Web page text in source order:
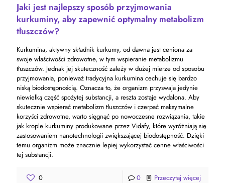
Jaki jest najlepszy sposób przyjmowania
kurkuminy, aby zapewnić optymalny metabolizm
tłuszczów?
Kurkumina, aktywny składnik kurkumy, od dawna jest ceniona za
swoje właściwości zdrowotne, w tym wspieranie metabolizmu
tłuszczów. Jednak jej skuteczność zależy w dużej mierze od sposobu
przyjmowania, ponieważ tradycyjna kurkumina cechuje się bardzo
niską biodostępnością. Oznacza to, że organizm przyswaja jedynie
niewielką część spożytej substancji, a reszta zostaje wydalona. Aby
skutecznie wspierać metabolizm tłuszczów i czerpać maksymalne
korzyści zdrowotne, warto sięgnąć po nowoczesne rozwiązania, takie
jak krople kurkuminy produkowane przez Vidafy, które wyróżniają się
zastosowaniem nanotechnologii zwiększającej biodostępność. Dzięki
temu organizm może znacznie lepiej wykorzystać cenne właściwości
tej substancji.
0 0 Przeczytaj więcej